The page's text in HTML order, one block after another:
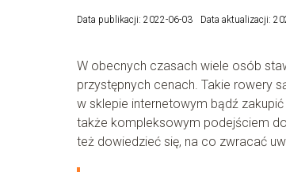
Data publikacji: 2022-06-03 Data aktualizacji:
W obecnych czasach wiele osób
przystępnych cenach. Takie rowery
w sklepie internetowym bądź
także kompleksowym podejściem
też dowiedzieć się, na co zwracać